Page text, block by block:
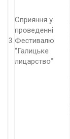
3.
Сприяння у
проведенні
Фестивалю
“Галицьке
лицарство”